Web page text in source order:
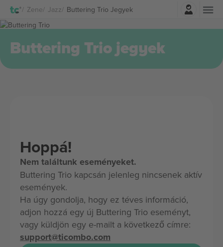
Zene Jazz Buttering Trio JegyekBelépés
Buttering Trio jegyek
Hoppá!
Nem találtunk eseményeket.
Buttering Trio kapcsán jelenleg nincsenek aktív
események.
Ha úgy gondolja, hogy ez téves információ,
adjon hozzá egy új Buttering Trio eseményt,
vagy küldjön egy e-mailt a következő címre:
support@ticombo.com